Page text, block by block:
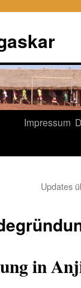
Impressum
Updates
in